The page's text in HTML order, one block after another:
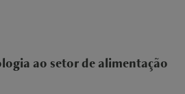
ao setor de alimentação